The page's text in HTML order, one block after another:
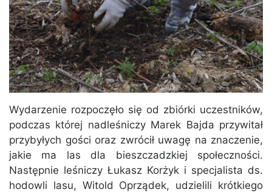
Wydarzenie rozpoczęło się od zbiórki uczestników,
podczas której nadleśniczy Marek Bajda przywitał
przybyłych gości oraz zwrócił uwagę na znaczenie,
jakie ma las dla bieszczadzkiej społeczności.
Następnie leśniczy Łukasz Korżyk i specjalista ds.
hodowli lasu, Witold Oprządek, udzielili krótkiego